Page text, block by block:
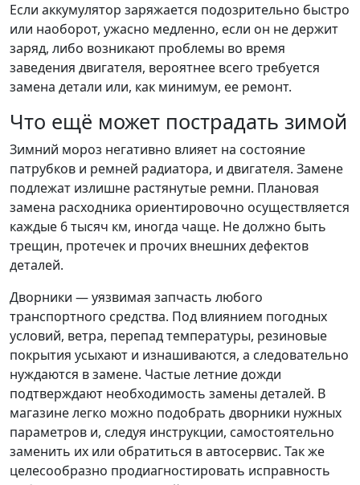
Если аккумулятор заряжается подозрительно быстро
или наоборот, ужасно медленно, если он не держит
заряд, либо возникают проблемы во время
заведения двигателя, вероятнее всего требуется
замена детали или, как минимум, ее ремонт.
Что ещё может пострадать зимой
Зимний мороз негативно влияет на состояние
патрубков и ремней радиатора, и двигателя. Замене
подлежат излишне растянутые ремни. Плановая
замена расходника ориентировочно осуществляется
каждые 6 тысяч км, иногда чаще. Не должно быть
трещин, протечек и прочих внешних дефектов
деталей.
Дворники — уязвимая запчасть любого
транспортного средства. Под влиянием погодных
условий, ветра, перепад температуры, резиновые
покрытия усыхают и изнашиваются, а следовательно
нуждаются в замене. Частые летние дожди
подтверждают необходимость замены деталей. В
магазине легко можно подобрать дворники нужных
параметров и, следуя инструкции, самостоятельно
заменить их или обратиться в автосервис. Так же
целесообразно продиагностировать исправность